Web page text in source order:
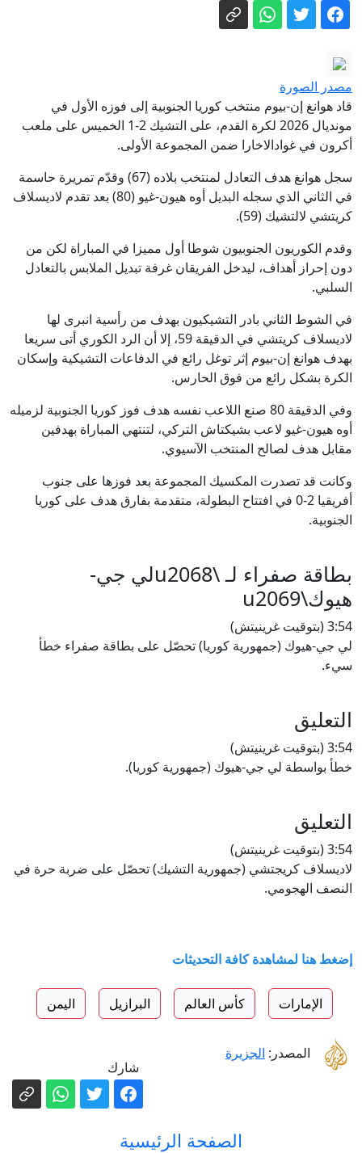
في شرق رفح
إصابة فتاة ووالدها بسقوط مسيرة
إسرائيلية جنوبي لبنان
شاهد.. نائب ترشق رئيس وزراء كوسوفو
المؤقت بالبيض
الاتحاد الأوروبي: هجمات الحوثيين الأخيرة
تصعيد خطير يقوض الاستقرار الإقليمي
الأرصاد تتوقّع طقساً شديد الحرارة
بالمناطق الساحلية والصحراوية واستمرار
مصدر الصورة
قاد هوانغ إن-بيوم منتخب كوريا الجنوبية إلى فوزه الأول في
مونديال 2026 لكرة القدم، على التشيك 2-1 الخميس على ملعب
أكرون في غوادالاخارا ضمن المجموعة الأولى.
سجل هوانغ هدف التعادل لمنتخب بلاده (67) وقدّم تمريرة حاسمة
في الثاني الذي سجله البديل أوه هيون-غيو (80) بعد تقدم لاديسلاف
كريتشي لالتشيك (59).
وقدم الكوريون الجنوبيون شوطا أول مميزا في المباراة لكن من
دون إحراز أهداف، ليدخل الفريقان غرفة تبديل الملابس بالتعادل
السلبي.
في الشوط الثاني بادر التشيكيون بهدف من رأسية انبرى لها
لاديسلاف كريتشي في الدقيقة 59، إلا أن الرد الكوري أتى سريعا
بهدف هوانغ إن-بيوم إثر توغل رائع في الدفاعات التشيكية وإسكان
الكرة بشكل رائع من فوق الحارس.
وفي الدقيقة 80 صنع اللاعب نفسه هدف فوز كوريا الجنوبية لزميله
أوه هيون-غيو لاعب بشيكتاش التركي، لتنتهي المباراة بهدفين
مقابل هدف لصالح المنتخب الآسيوي.
وكانت قد تصدرت المكسيك المجموعة بعد فوزها على جنوب
أفريقيا 2-0 في افتتاح البطولة، متقدمة بفارق هدف على كوريا
الجنوبية.
بطاقة صفراء لـ \u2068لي جي-
هيوك\u2069
3:54 (بتوقيت غرينيتش)
لي جي-هيوك (جمهورية كوريا) تحصّل على بطاقة صفراء خطأ
سيء.
التعليق
3:54 (بتوقيت غرينيتش)
خطأ بواسطة لي جي-هيوك (جمهورية كوريا).
التعليق
3:54 (بتوقيت غرينيتش)
لاديسلاف كريجتشي (جمهورية التشيك) تحصّل على ضربة حرة في
النصف الهجومي.
إضغط هنا لمشاهدة كافة التحديثات
الإمارات كأس العالم البرازيل اليمن
المصدر: الجزيرة
شارك
الصفحة الرئيسية